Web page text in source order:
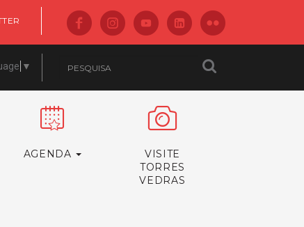
▼
AGENDA
VISITE
TORRES
VEDRAS